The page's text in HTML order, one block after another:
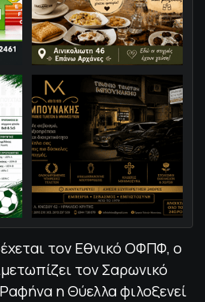
τον Εθνικό ΟΦΠΦ, ο
τον Σαρωνικό
η Θύελλα φιλοξενεί